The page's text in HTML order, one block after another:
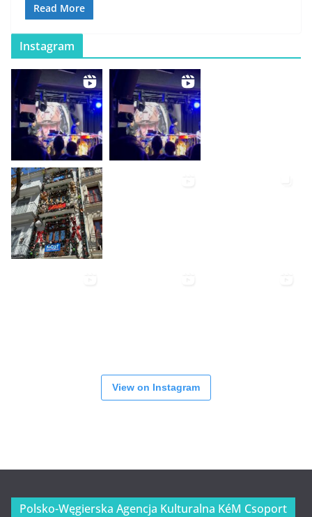
Read More
Instagram
View on Instagram
Polsko-Węgierska Agencja Kulturalna KéM Csoport